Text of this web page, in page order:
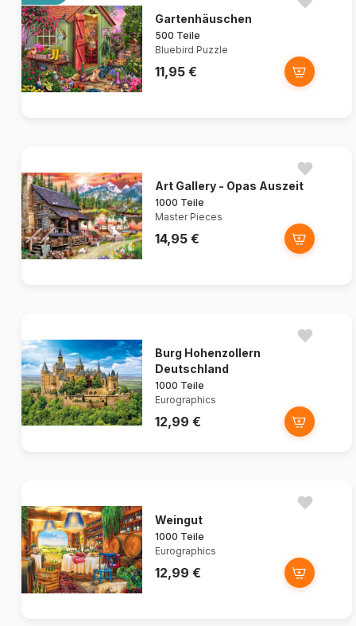
Gartenhäuschen
500 Teile
Bluebird Puzzle
11,95 €
Art Gallery - Opas Auszeit
1000 Teile
Master Pieces
14,95 €
Burg Hohenzollern
Deutschland
1000 Teile
Eurographics
12,99 €
Weingut
1000 Teile
Eurographics
12,99 €